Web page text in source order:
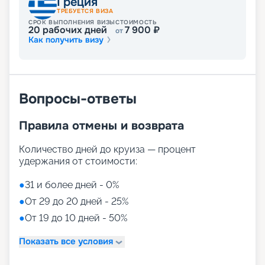
ТРЕБУЕТСЯ ВИЗА
СРОК ВЫПОЛНЕНИЯ ВИЗЫ
20 рабочих дней
СТОИМОСТЬ
от7 900 ₽
Как получить визу
Вопросы-ответы
Правила отмены и возврата
Количество дней до круиза — процент
удержания от стоимости:
●31 и более дней - 0%
●От 29 до 20 дней - 25%
●От 19 до 10 дней - 50%
Показать все условия